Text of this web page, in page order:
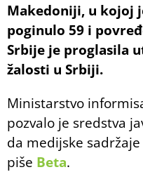
Makedoniji, u kojoj
poginulo 59 i
Srbije je proglasila
žalosti u Srbiji.
Ministarstvo
pozvalo je sredstva
da medijske
piše Beta.